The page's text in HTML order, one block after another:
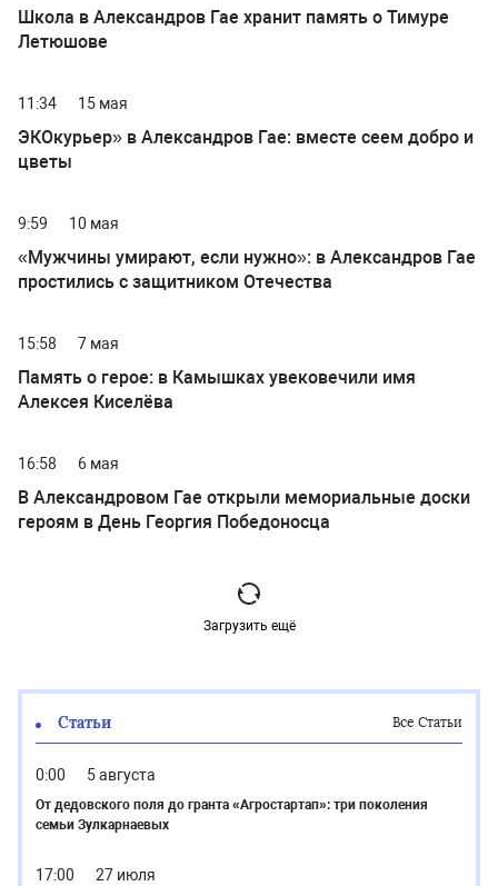
Школа в Александров Гае хранит память о Тимуре
Летюшове
11:34 15 мая
ЭКОкурьер» в Александров Гае: вместе сеем добро и
цветы
9:59 10 мая
«Мужчины умирают, если нужно»: в Александров Гае
простились с защитником Отечества
15:58 7 мая
Память о герое: в Камышках увековечили имя
Алексея Киселёва
16:58 6 мая
В Александровом Гае открыли мемориальные доски
героям в День Георгия Победоносца
Загрузить ещё
Статьи Все Статьи
0:00 5 августа
От дедовского поля до гранта «Агростартап»: три поколения
семьи Зулкарнаевых
17:00 27 июля